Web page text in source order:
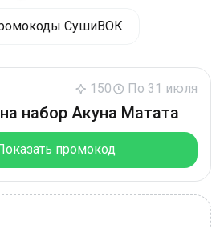
СушиВОК
150 По 31 июля
набор Акуна Матата
промокод